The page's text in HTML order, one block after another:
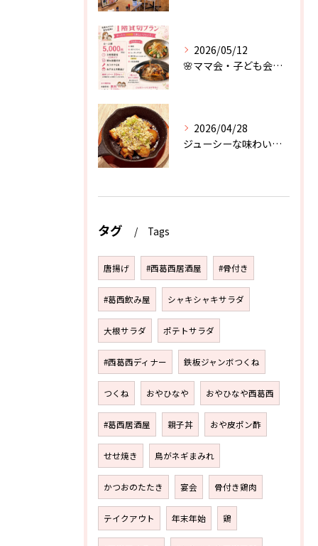
2026/05/12
🌸ママ会・子ども会におすすめ🌸
2026/04/28
ジューシーな味わいと、葱のザクザク感が堪らない．．．！
タグ Tags
唐揚げ #西葛西居酒屋 #骨付き
#葛西飲み屋 シャキシャキサラダ
大根サラダ ポテトサラダ
#西葛西ディナー 鉄板ジャンボつくね
つくね おやひなや おやひなや西葛西
#葛西居酒屋 親子丼 おや皮ポン酢
せせ焼き 鳥がネギまみれ
かつおのたたき 宴会 骨付き鶏肉
テイクアウト 年末年始 鶏